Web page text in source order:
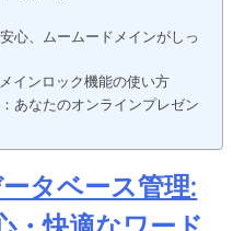
心、ムームードメインがしっ
インロック機能の使い方
あなたのオンラインプレゼン
タベース管理: